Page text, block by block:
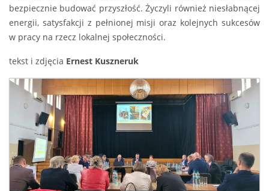
bezpiecznie budować przyszłość. Życzyli również niesłabnącej
energii, satysfakcji z pełnionej misji oraz kolejnych sukcesów
w pracy na rzecz lokalnej społeczności.
tekst i zdjęcia Ernest Kuszneruk